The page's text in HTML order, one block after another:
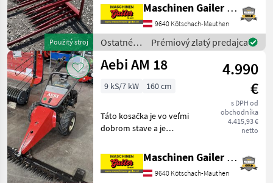
Použitý stroj
Vogel & Noot Jet. 5 dlhých
hrotov a 20 krátkych
hrotov, po 2 hroty na
každej strane. Zhrabá
Maschinen Gailer GmbH
9640 Kötschach-Mauthen
Ostatné
poľnohospodárske
silové
Vogel&Noot
Prémiový zlatý predajca
Aebi AM 18
4.990
€
s DPH od
obchodníka
4.415,93 €
netto
9 kS/7 kW 160 cm
Táto kosačka je vo veľmi
dobrom stave a je
cm rezacím lištom s
bočným vysekávaním, 4-
taktným motorom MAG-
Maschinen Gailer GmbH
9640 Kötschach-Mauthen